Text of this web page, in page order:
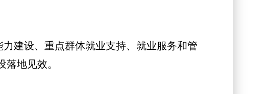
建设、重点群体就业支持、就业服务和管
地见效。